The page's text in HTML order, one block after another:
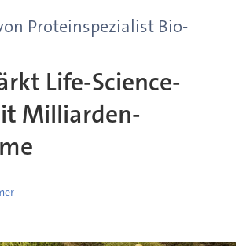
Proteinspezialist Bio-
Life-Science-
Milliarden-